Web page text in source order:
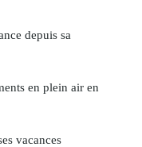
depuis sa
en plein air en
vacances